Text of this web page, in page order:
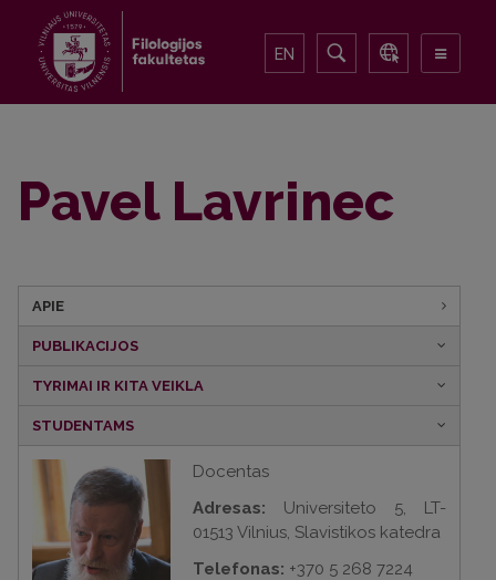
EN
Pavel Lavrinec
APIE
PUBLIKACIJOS
TYRIMAI IR KITA VEIKLA
STUDENTAMS
Docentas
Adresas: Universiteto 5, LT-
01513 Vilnius, Slavistikos katedra
Telefonas: +370 5 268 7224